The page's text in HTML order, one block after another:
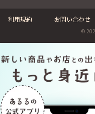
利用規約 お問い合わせ
©